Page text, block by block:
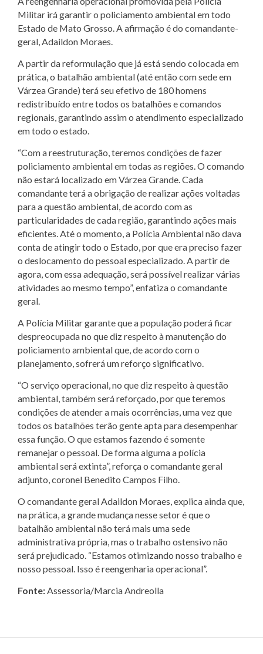
Militar irá garantir o policiamento ambiental em todo
Estado de Mato Grosso. A afirmação é do comandante-
geral, Adaildon Moraes.
A partir da reformulação que já está sendo colocada em
prática, o batalhão ambiental (até então com sede em
Várzea Grande) terá seu efetivo de 180 homens
redistribuído entre todos os batalhões e comandos
regionais, garantindo assim o atendimento especializado
em todo o estado.
“Com a reestruturação, teremos condições de fazer
policiamento ambiental em todas as regiões. O comando
não estará localizado em Várzea Grande. Cada
comandante terá a obrigação de realizar ações voltadas
para a questão ambiental, de acordo com as
particularidades de cada região, garantindo ações mais
eficientes. Até o momento, a Polícia Ambiental não dava
conta de atingir todo o Estado, por que era preciso fazer
o deslocamento do pessoal especializado. A partir de
agora, com essa adequação, será possível realizar várias
atividades ao mesmo tempo”, enfatiza o comandante
geral.
A Polícia Militar garante que a população poderá ficar
despreocupada no que diz respeito à manutenção do
policiamento ambiental que, de acordo com o
planejamento, sofrerá um reforço significativo.
“O serviço operacional, no que diz respeito à questão
ambiental, também será reforçado, por que teremos
condições de atender a mais ocorrências, uma vez que
todos os batalhões terão gente apta para desempenhar
essa função. O que estamos fazendo é somente
remanejar o pessoal. De forma alguma a polícia
ambiental será extinta”, reforça o comandante geral
adjunto, coronel Benedito Campos Filho.
O comandante geral Adaildon Moraes, explica ainda que,
na prática, a grande mudança nesse setor é que o
batalhão ambiental não terá mais uma sede
administrativa própria, mas o trabalho ostensivo não
será prejudicado. “Estamos otimizando nosso trabalho e
nosso pessoal. Isso é reengenharia operacional”.
Fonte:Assessoria/Marcia Andreolla